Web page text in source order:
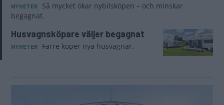
NYHETER
Så mycket ökar nybilsköpen – och minskar
begagnat.
Husvagnsköpare väljer begagnat
NYHETER Färre köper nya husvagnar.